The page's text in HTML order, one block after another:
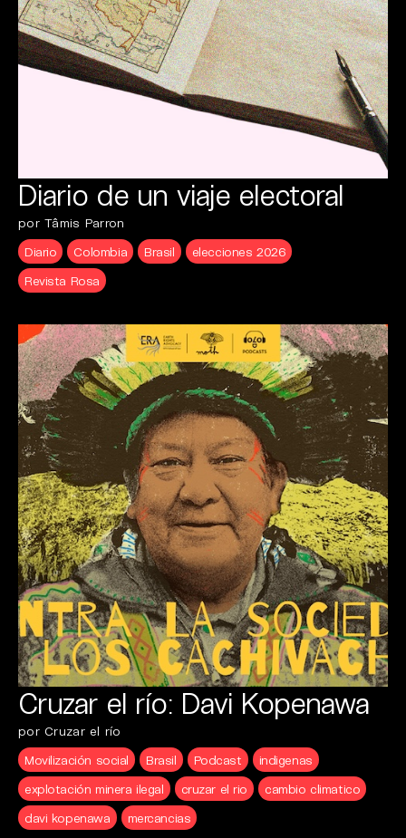
Diario de un viaje electoral
por Tâmis Parron
Diario
Colombia Brasil
elecciones 2026
Revista Rosa
Cruzar el río: Davi Kopenawa
por Cruzar el río
Movilización social
Brasil Podcast
indigenas
explotación minera ilegal
cruzar el rio
cambio climatico
davi kopenawa
mercancias